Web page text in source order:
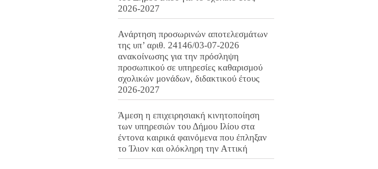
2026-2027
Ανάρτηση προσωρινών αποτελεσμάτων
της υπ’ αριθ. 24146/03-07-2026
ανακοίνωσης για την πρόσληψη
προσωπικού σε υπηρεσίες καθαρισμού
σχολικών μονάδων, διδακτικού έτους
2026-2027
Άμεση η επιχειρησιακή κινητοποίηση
των υπηρεσιών του Δήμου Ιλίου στα
έντονα καιρικά φαινόμενα που έπληξαν
το Ίλιον και ολόκληρη την Αττική